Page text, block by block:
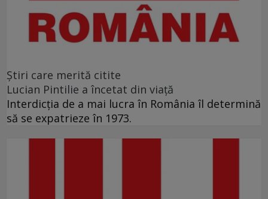
Ştiri care merită citite
Lucian Pintilie a încetat din viață
Interdicţia de a mai lucra în România îl determină
să se expatrieze în 1973.